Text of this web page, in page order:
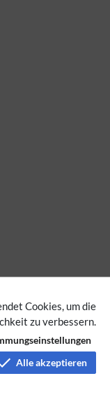
Cookies, um die
zu verbessern.
Alle akzeptieren